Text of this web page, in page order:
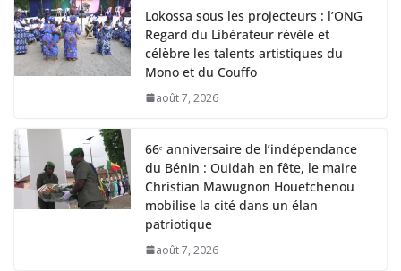
Lokossa sous les projecteurs : l’ONG
Regard du Libérateur révèle et
célèbre les talents artistiques du
Mono et du Couffo
août 7, 2026
66ᵉ anniversaire de l’indépendance
du Bénin : Ouidah en fête, le maire
Christian Mawugnon Houetchenou
mobilise la cité dans un élan
patriotique
août 7, 2026